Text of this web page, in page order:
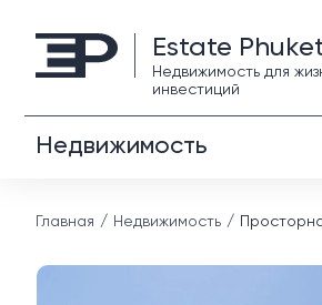
Estate
Недвижимость для
инвестиций
Недвижимость
Главная Недвижимость